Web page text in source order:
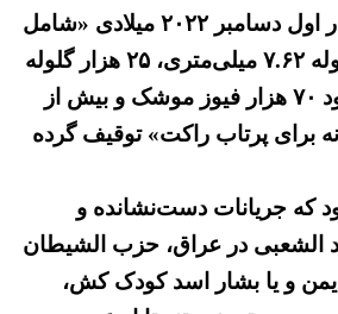
سوی رژیم آخوندی در اول دسامبر ۲۰۲۲ میلادی «شامل
بیش از یک‌میلیون گلوله ۷.۶۲ میلی‌متری، ۲۵ هزار گلوله
۱۲.۷ میلی‌متری، حدود ۷۰ هزار فیوز موشک و بیش از
برای پرتاب راکت» توقیف گرده
که جریانات دست‌نشانده و
الشعبی در عراق، حزب الشیطان
یمن و یا بشار اسد کودک کش،